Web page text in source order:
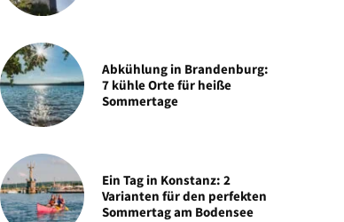
Abkühlung in Brandenburg:
7 kühle Orte für heiße
Sommertage
Ein Tag in Konstanz: 2
Varianten für den perfekten
Sommertag am Bodensee